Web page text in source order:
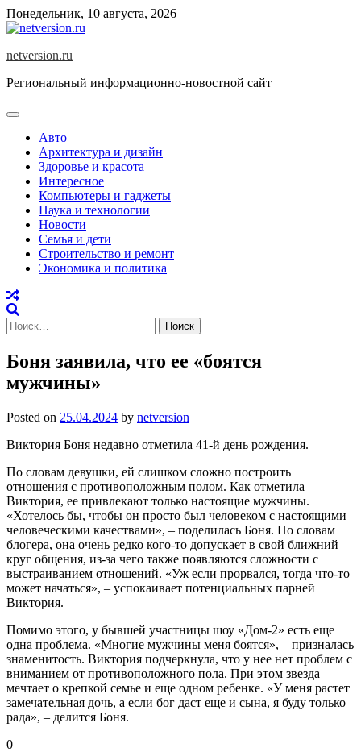
Skip
to
Понедельник, 10 августа, 2026
netversion.ru
Региональный информационно-новостной сайт
Авто
Архитектура и дизайн
Здоровье и красота
Интересное
Компьютеры и гаджеты
Наука и технологии
Новости
Семья и дети
Строительство и ремонт
Экономика и политика
Найти:
Боня заявила, что ее «боятся
мужчины»
Posted on 25.04.2024 by netversion
Виктория Боня недавно отметила 41-й день рождения.
По словам девушки, ей слишком сложно построить
отношения с противоположным полом. Как отметила
Виктория, ее привлекают только настоящие мужчины.
«Хотелось бы, чтобы он просто был человеком с настоящими
человеческими качествами», – поделилась Боня. По словам
блогера, она очень редко кого-то допускает в свой ближний
круг общения, из-за чего также появляются сложности с
выстраиванием отношений. «Уж если прорвался, тогда что-то
может начаться», – успокаивает потенциальных парней
Виктория.
Помимо этого, у бывшей участницы шоу «Дом-2» есть еще
одна проблема. «Многие мужчины меня боятся», – призналась
знаменитость. Виктория подчеркнула, что у нее нет проблем с
вниманием от противоположного пола. При этом звезда
мечтает о крепкой семье и еще одном ребенке. «У меня растет
замечательная дочь, а если бог даст еще и сына, я буду только
рада», – делится Боня.
0